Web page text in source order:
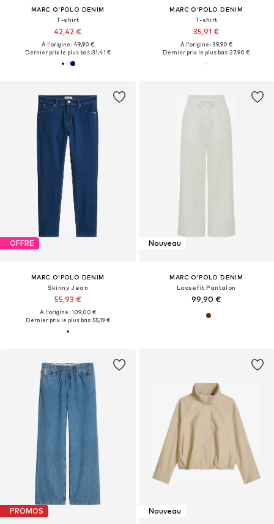
MARC O'POLO DENIM
T-shirt
42,42 €
À l'origine : 49,90 €
Dernier prix le plus bas :31,41 €
MARC O'POLO DENIM
T-shirt
35,91 €
À l'origine : 39,90 €
Dernier prix le plus bas :27,90 €
OFFRE
MARC O'POLO DENIM
Skinny Jean
55,93 €
À l'origine : 109,00 €
Dernier prix le plus bas :55,19 €
Nouveau
MARC O'POLO DENIM
Loosefit Pantalon
99,90 €
PROMOS Nouveau